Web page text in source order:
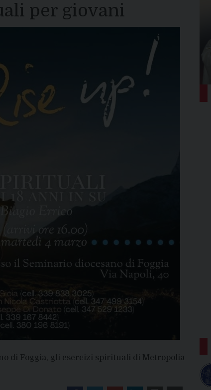
per giovani
di Foggia, gli esercizi spirituali di Metropolia